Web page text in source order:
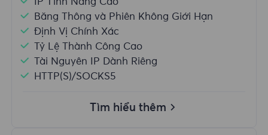
Băng Thông và Phiên Không Giới Hạn
Định Vị Chính Xác
Tỷ Lệ Thành Công Cao
Tài Nguyên IP Dành Riêng
HTTP(S)/SOCKS5
Tìm hiểu thêm